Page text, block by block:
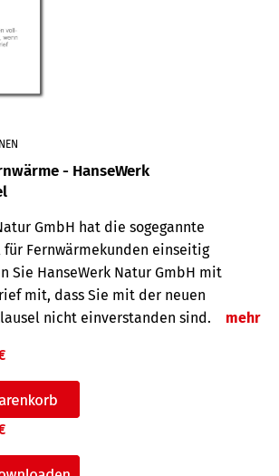
- HanseWerk
GmbH hat die sogegannte
Fernwärmekunden einseitig
Sie HanseWerk Natur GmbH mit
mit, dass Sie mit der neuen
nicht einverstanden sind.
mehr